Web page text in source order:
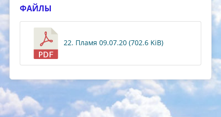
ФАЙЛЫ
22. Пламя 09.07.20 (702.6 KiB)